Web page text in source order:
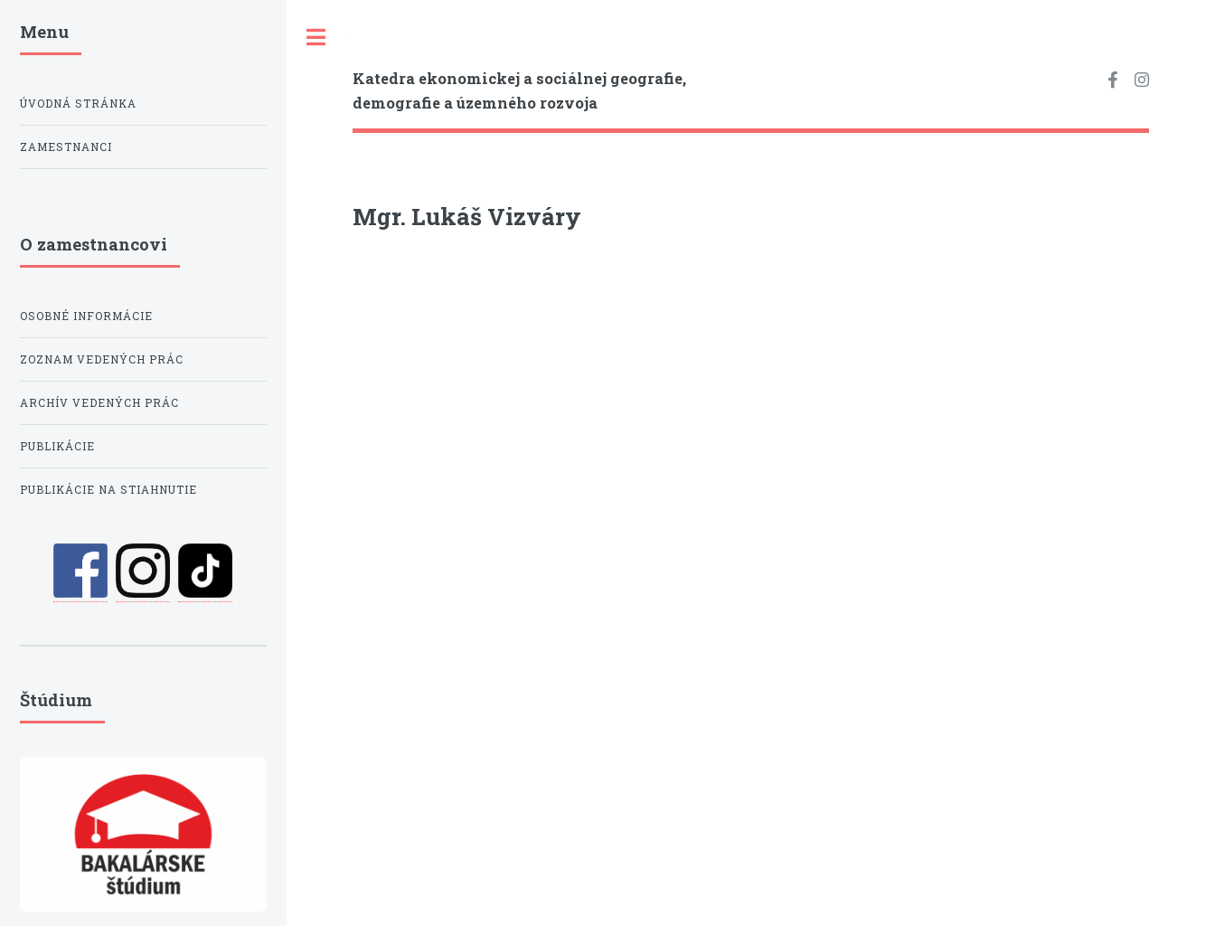
Katedra ekonomickej a sociálnej geografie,
demografie a územného rozvoja
Mgr. Lukáš Vizváry
Menu
ÚVODNÁ STRÁNKA
ZAMESTNANCI
O zamestnancovi
OSOBNÉ INFORMÁCIE
ZOZNAM VEDENÝCH PRÁC
ARCHÍV VEDENÝCH PRÁC
PUBLIKÁCIE
PUBLIKÁCIE NA STIAHNUTIE
Štúdium